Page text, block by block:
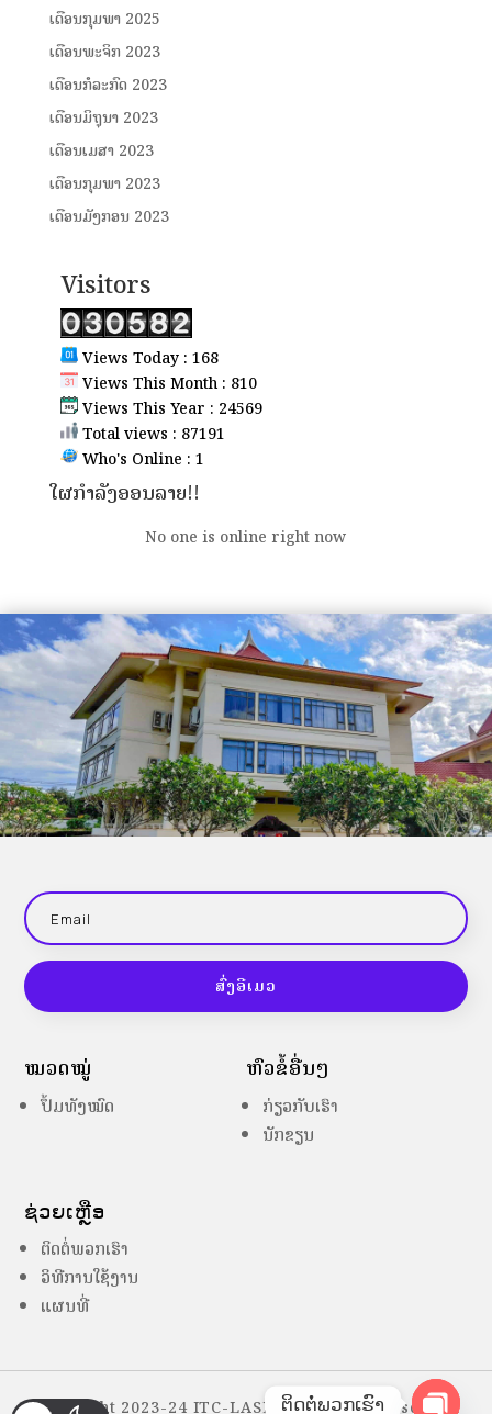
ເດືອນກຸມພາ 2025
ເດືອນພະຈິກ 2023
ເດືອນກໍລະກົດ 2023
ເດືອນມິຖຸນາ 2023
ເດືອນເມສາ 2023
ເດືອນກຸມພາ 2023
ເດືອນມັງກອນ 2023
Visitors
Views Today : 168
Views This Month : 810
Views This Year : 24569
Total views : 87191
Who's Online : 1
ໃຜກຳລັງອອນລາຍ!!
No one is online right now
ສົ່ງອີເມວ
ໝວດໝູ່
ປຶ້ມທັງໝົດ
ຫົວຂໍ້ອື່ນໆ
ກ່ຽວກັບເຮົາ
ນັກຂຽນ
ຊ່ວຍເຫຼືອ
ຕິດຕໍ່ພວກເຮົາ
ວິທີການໃຊ້ງານ
ແຜນທີ່
Copyright 2023-24 ITC-LASES – All Right Reserved
ຕິດຕໍ່ພວກເຮົາ